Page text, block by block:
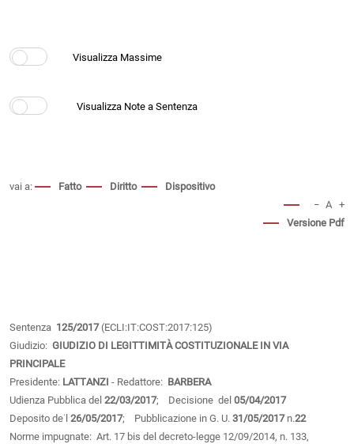
vai a: Fatto Diritto
Dispositivo
− A +
Versione Pdf
Sentenza 125/2017(ECLI:IT:COST:2017:125)
Giudizio: GIUDIZIO DI LEGITTIMITÀ COSTITUZIONALE IN VIA
PRINCIPALE
Presidente: LATTANZI - Redattore: BARBERA
Udienza Pubblica del 22/03/2017; Decisione del 05/04/2017
Deposito de˙l 26/05/2017; Pubblicazione in G. U. 31/05/2017n.22
Norme impugnate: Art. 17 bis del decreto-legge 12/09/2014, n. 133,